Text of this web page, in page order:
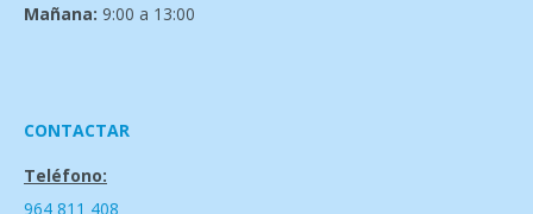
Mañana: 9:00 a 13:00
CONTACTAR
Teléfono:
964 811 408